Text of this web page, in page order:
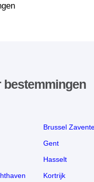
Brussel
Gent
Hasselt
Kortrijk